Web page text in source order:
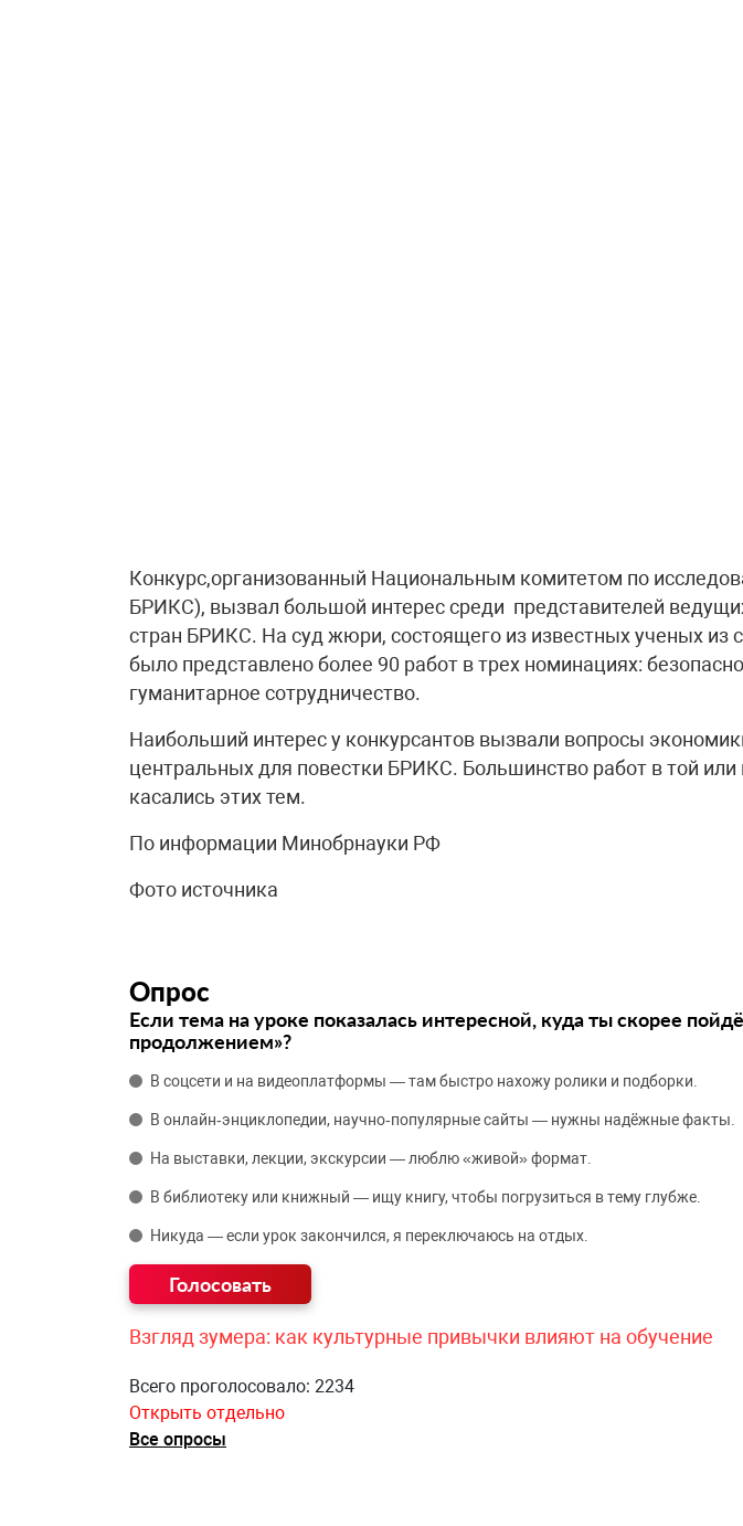
Конкурс,организованный Национальным комитетом по
БРИКС), вызвал большой интерес среди представителей
стран БРИКС. На суд жюри, состоящего из известных ученых из
было представлено более 90 работ в трех номинациях:
гуманитарное сотрудничество.
Наибольший интерес у конкурсантов вызвали вопросы
центральных для повестки БРИКС. Большинство работ в той или
касались этих тем.
По информации Минобрнауки РФ
Фото источника
Опрос
Если тема на уроке показалась интересной, куда ты скорее
продолжением»?
В соцсети и на видеоплатформы — там быстро нахожу ролики и подборки.
В онлайн‑энциклопедии, научно‑популярные сайты — нужны надёжные факты.
На выставки, лекции, экскурсии — люблю «живой» формат.
В библиотеку или книжный — ищу книгу, чтобы погрузиться в тему глубже.
Никуда — если урок закончился, я переключаюсь на отдых.
Взгляд зумера: как культурные привычки влияют на обучение
Всего проголосовало: 2234
Открыть отдельно
Все опросы